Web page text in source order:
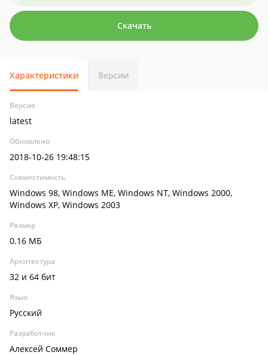
Скачать
Характеристики Версии
Версия
latest
Обновлено
2018-10-26 19:48:15
Совместимость
Windows 98, Windows ME, Windows NT, Windows 2000,
Windows XP, Windows 2003
Размер
0.16 МБ
Архитектура
32 и 64 бит
Язык
Русский
Разработчик
Алексей Соммер